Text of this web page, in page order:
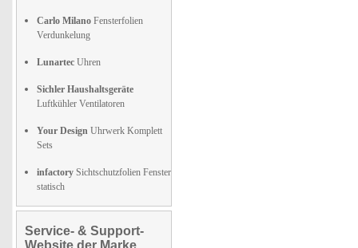
Carlo Milano Fensterfolien
Verdunkelung
Lunartec Uhren
Sichler Haushaltsgeräte
Luftkühler Ventilatoren
Your Design Uhrwerk Komplett
Sets
infactory Sichtschutzfolien Fenster
statisch
Service- & Support-
Website der Marke